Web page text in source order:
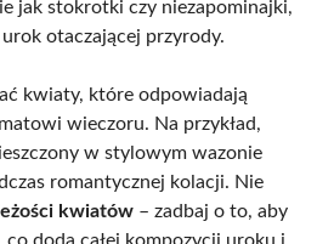
jak stokrotki czy niezapominajki,
otaczającej przyrody.
kwiaty, które odpowiadają
wieczoru. Na przykład,
w stylowym wazonie
romantycznej kolacji. Nie
kwiatów – zadbaj o to, aby